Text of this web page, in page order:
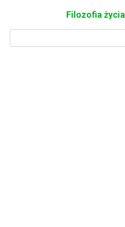
Filozofia życia
Search: